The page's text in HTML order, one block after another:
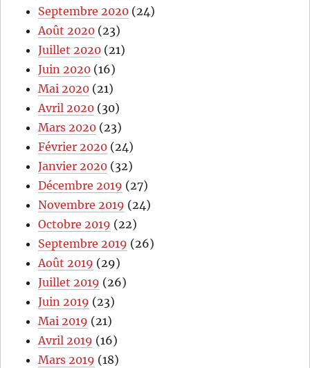
Septembre 2020 (24)
Août 2020 (23)
Juillet 2020 (21)
Juin 2020 (16)
Mai 2020 (21)
Avril 2020 (30)
Mars 2020 (23)
Février 2020 (24)
Janvier 2020 (32)
Décembre 2019 (27)
Novembre 2019 (24)
Octobre 2019 (22)
Septembre 2019 (26)
Août 2019 (29)
Juillet 2019 (26)
Juin 2019 (23)
Mai 2019 (21)
Avril 2019 (16)
Mars 2019 (18)